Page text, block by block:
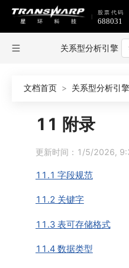
关系型分析引擎
文档首页 > 关系型分析引擎
11 附录
更新时间：1/5/2026,
11.1 字段规范
11.2 关键字
11.3 表可存储格式
11.4 数据类型